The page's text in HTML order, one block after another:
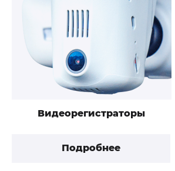
Видеорегистраторы
Подробнее